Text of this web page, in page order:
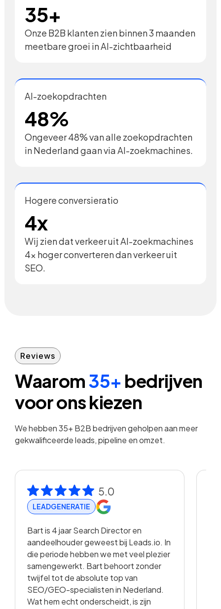
35+
Onze B2B klanten zien binnen 3 maanden
meetbare groei in AI-zichtbaarheid
AI-zoekopdrachten
48%
Ongeveer 48% van alle zoekopdrachten
in Nederland gaan via AI-zoekmachines.
Hogere conversieratio
4x
Wij zien dat verkeer uit AI-zoekmachines
4x hoger converteren dan verkeer uit
SEO.
Reviews
Waarom35+ bedrijven
voor ons kiezen
We hebben 35+ B2B bedrijven geholpen aan meer
gekwalificeerde leads, pipeline en omzet.
5.0
LEADGENERATIE
Bart is 4 jaar Search Director en
aandeelhouder geweest bij Leads.io. In
die periode hebben we met veel plezier
samengewerkt. Bart behoort zonder
twijfel tot de absolute top van
SEO/GEO-specialisten in Nederland.
Wat hem echt onderscheidt, is zijn